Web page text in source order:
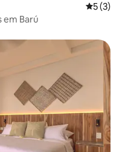
5 de
5 (3)
em Barú